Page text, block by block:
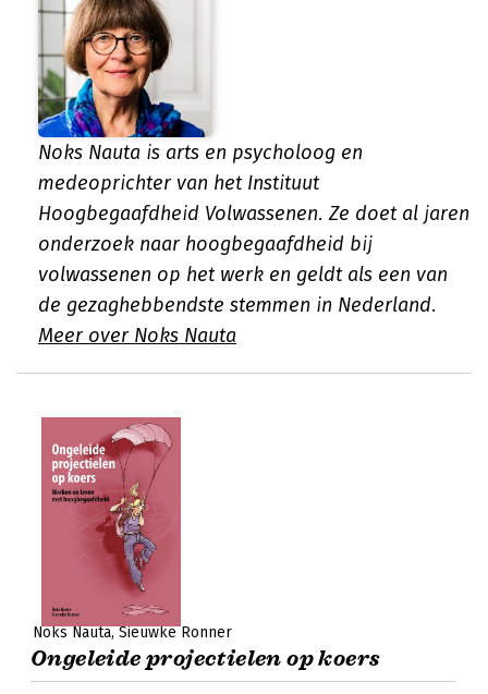
Noks Nauta is arts en psycholoog en
medeoprichter van het Instituut
Hoogbegaafdheid Volwassenen. Ze doet al jaren
onderzoek naar hoogbegaafdheid bij
volwassenen op het werk en geldt als een van
de gezaghebbendste stemmen in Nederland.
Meer over Noks Nauta
Noks Nauta Sieuwke Ronner
Ongeleide projectielen op koers